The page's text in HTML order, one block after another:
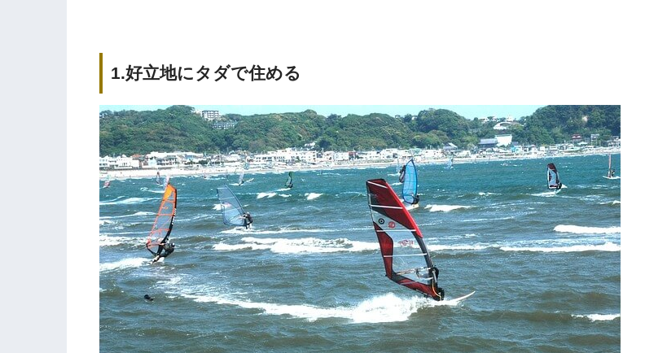
1.好立地にタダで住める